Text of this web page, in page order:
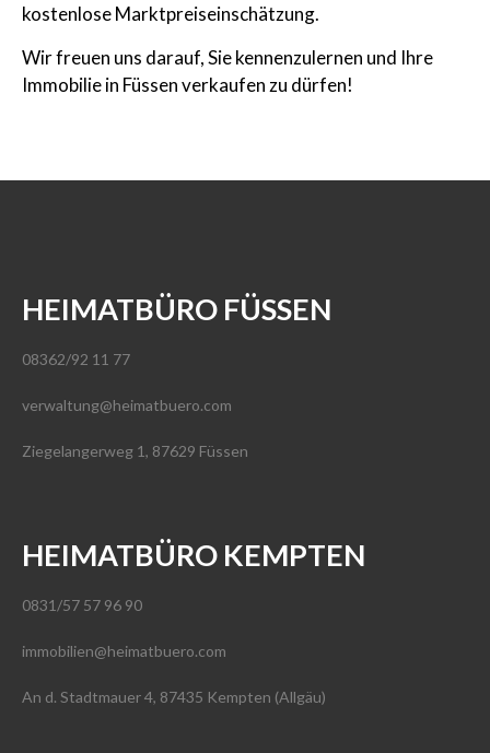
kostenlose Marktpreiseinschätzung.
Wir freuen uns darauf, Sie kennenzulernen und Ihre
Immobilie in Füssen verkaufen zu dürfen!
HEIMATBÜRO FÜSSEN
08362/92 11 77
verwaltung@heimatbuero.com
Ziegelangerweg 1, 87629 Füssen
HEIMATBÜRO KEMPTEN
0831/57 57 96 90
immobilien@heimatbuero.com
An d. Stadtmauer 4, 87435 Kempten (Allgäu)